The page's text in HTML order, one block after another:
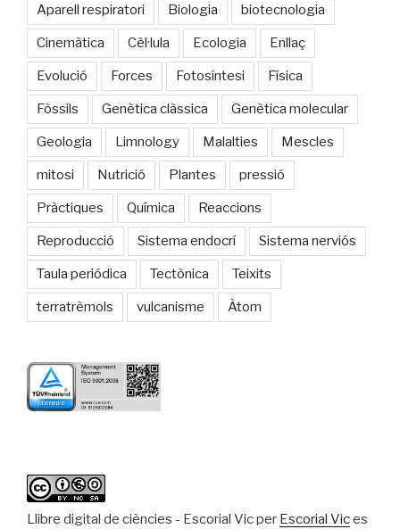
Aparell respiratori Biologia biotecnologia
Cinemàtica Cèl·lula Ecologia Enllaç
Evolució Forces Fotosíntesi Física
Fòssils Genètica clàssica Genètica molecular
Geologia Limnology Malalties Mescles
mitosi Nutrició Plantes pressió
Pràctiques Química Reaccions
Reproducció Sistema endocrí Sistema nerviós
Taula periódica Tectònica Teixits
terratrèmols vulcanisme Àtom
Llibre digital de ciències - Escorial Vicper Escorial Vices